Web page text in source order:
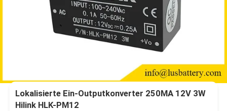
Lokalisierte Ein-Outputkonverter 250MA 12V 3W
Hilink HLK-PM12